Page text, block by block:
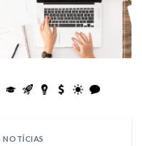
NOTÍCIAS